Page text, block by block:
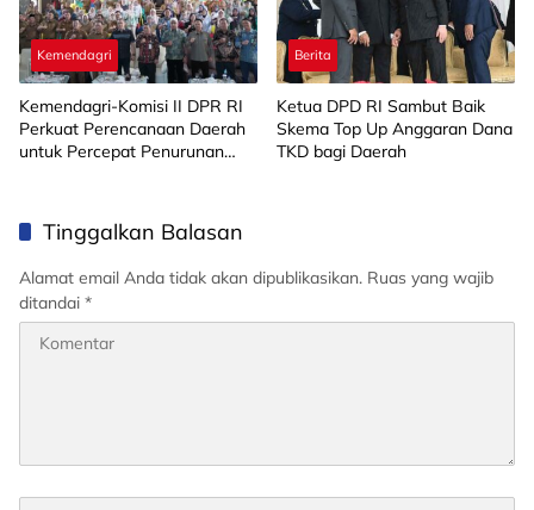
Kemendagri
Kemendagri-Komisi II DPR RI
Perkuat Perencanaan Daerah
untuk Percepat Penurunan
Berita
Ketua DPD RI Sambut Baik
Skema Top Up Anggaran Dana
TKD bagi Daerah
Tinggalkan Balasan
Alamat email Anda tidak akan dipublikasikan. Ruas yang wajib
ditandai *